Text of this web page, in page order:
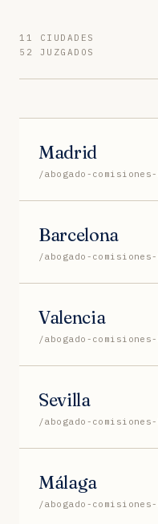
11 CIUDADES
52 JUZGADOS
Madrid
/abogado-
Barcelona
/abogado-
Valencia
/abogado-
Sevilla
/abogado-
Málaga
/abogado-